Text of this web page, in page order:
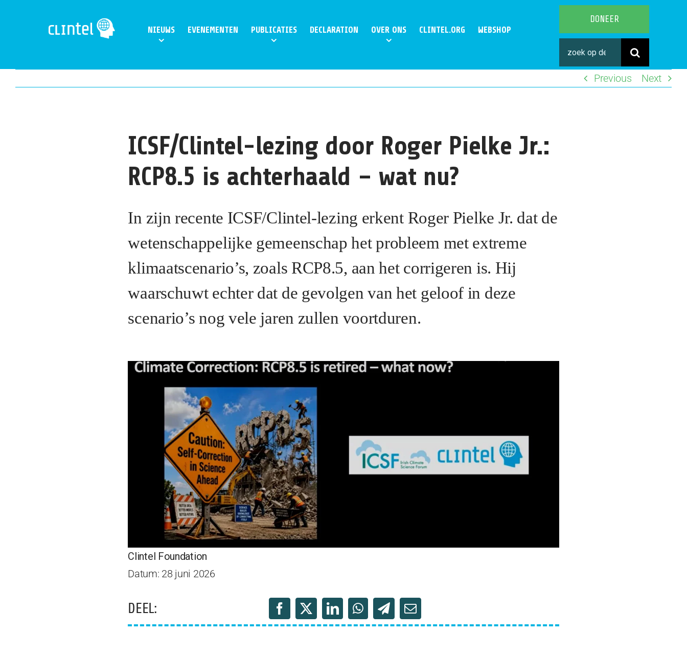
NIEUWS EVENEMENTEN PUBLICATIES DECLARATION OVER ONS CLINTEL.ORG WEBSHOP
DONEER
Search
for:
Previous
Next
ICSF/Clintel-lezing door Roger Pielke Jr.:
RCP8.5 is achterhaald – wat nu?
In zijn recente ICSF/Clintel-lezing erkent Roger Pielke Jr. dat de
wetenschappelijke gemeenschap het probleem met extreme
klimaatscenario’s, zoals RCP8.5, aan het corrigeren is. Hij
waarschuwt echter dat de gevolgen van het geloof in deze
scenario’s nog vele jaren zullen voortduren.
Clintel Foundation
Datum: 28 juni 2026
DEEL: